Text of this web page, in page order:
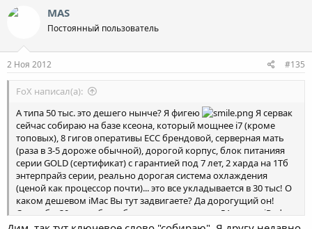
MAS
Постоянный пользователь
2 Ноя 2012 #135
FoX написал(а):
А типа 50 тыс. это дешего нынче? Я фигею
Я сервак
сейчас собираю на базе ксеона, который мощнее i7 (кроме
топовых), 8 гигов оперативы ECC брендовой, серверная мать
(раза в 3-5 дороже обычной), дорогой корпус, блок питанияя
серии GOLD (сертификат) с гарантией под 7 лет, 2 харда на 1Тб
энтерпрайз серии, реально дорогая система охлаждения
(ценой как процессор почти)... это все укладывается в 30 тыс! О
каком дешевом iMac Вы тут задвигаете? Да дорогущий он!
Стоил бы 30 штук, была бы нормальная цена. ДА и цена iPad
должна быть 20-25 тыс (за 64Гб), не более. Все остальное